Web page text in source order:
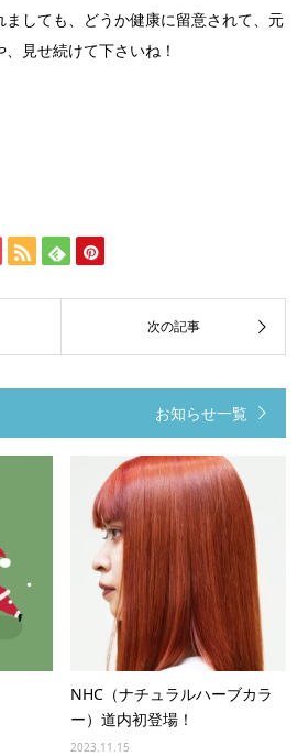
しても、どうか健康に留意されて、 元
見せ続けて下さいね！
お知らせ一覧
NHC（ナチュラルハーブカラ
ー）道内初登場！
2023.11.15